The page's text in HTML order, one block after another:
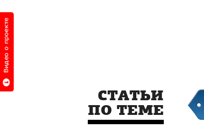
СТАТЬИ
ПО ТЕМЕ